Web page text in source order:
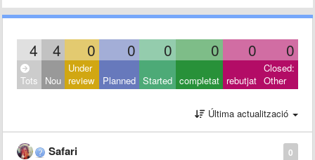
4 4 0 0 0 0 0 0
Tots Nou
Under
review
Planned Started completat rebutjat
Closed:
Other
Última actualització
0
Safari